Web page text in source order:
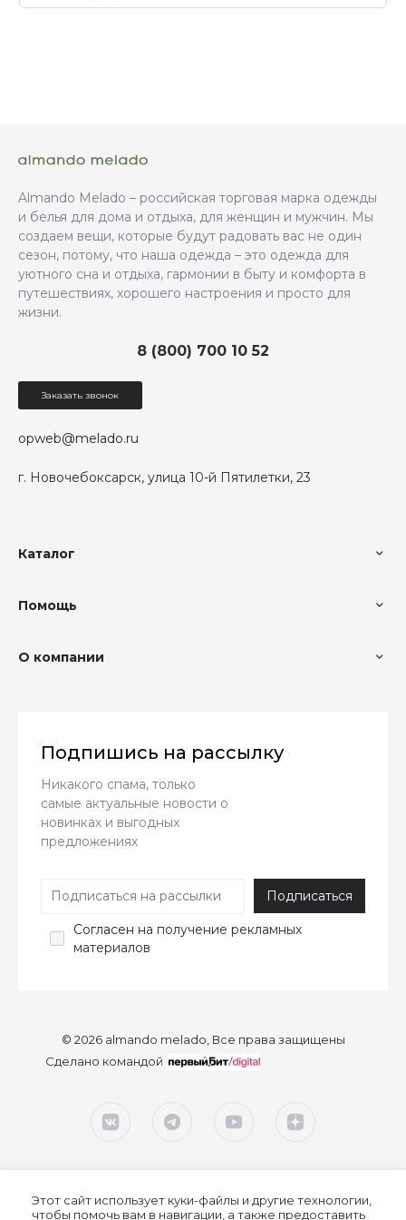
Almando Melado – российская торговая марка одежды
и белья для дома и отдыха, для женщин и мужчин. Мы
создаем вещи, которые будут радовать вас не один
сезон, потому, что наша одежда – это одежда для
уютного сна и отдыха, гармонии в быту и комфорта в
путешествиях, хорошего настроения и просто для
жизни.
г. Новочебоксарск, улица 10-й Пятилетки, 23
8 (800) 700 10 52
opweb@melado.ru
Заказать звонок
Каталог
Помощь
О компании
Подпишись на рассылку
Никакого спама, только
самые актуальные новости о
новинках и выгодных
предложениях
Согласен на получение рекламных
материалов
© 2026 almando melado, Все права защищены
Сделано командой
Этот сайт использует куки-файлы и другие технологии,
чтобы помочь вам в навигации, а также предоставить